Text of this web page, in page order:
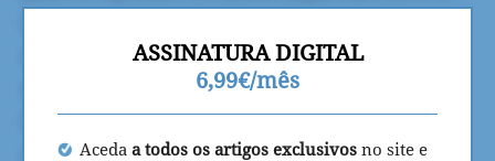
ASSINATURA DIGITAL
6,99€/mês
Aceda a todos os artigos exclusivos no site e